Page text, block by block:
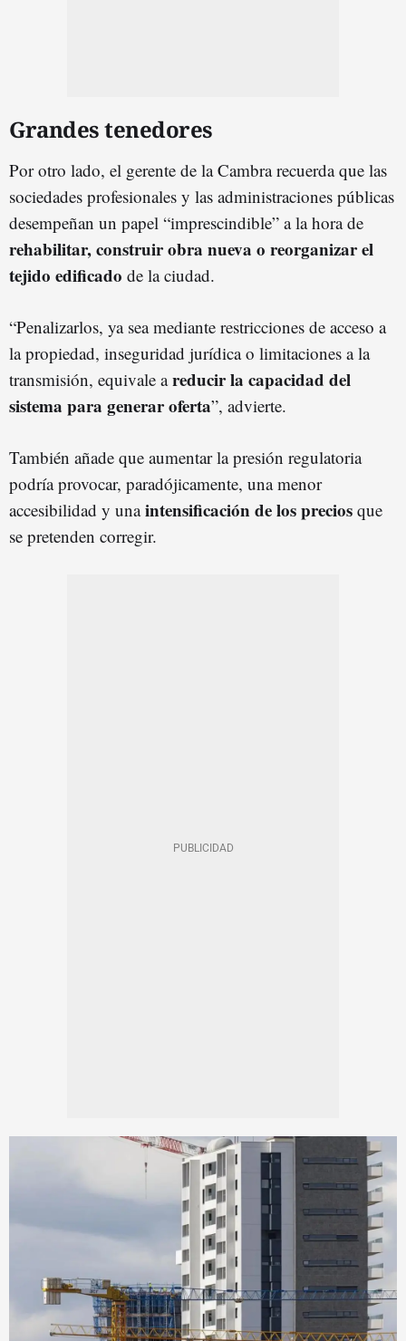
Grandes tenedores
Por otro lado, el gerente de la Cambra recuerda que las
sociedades profesionales y las administraciones públicas
desempeñan un papel “imprescindible” a la hora de
rehabilitar, construir obra nueva o reorganizar el
tejido edificado de la ciudad.
“Penalizarlos, ya sea mediante restricciones de acceso a
la propiedad, inseguridad jurídica o limitaciones a la
transmisión, equivale areducir la capacidad del
sistema para generar oferta”, advierte.
También añade que aumentar la presión regulatoria
podría provocar, paradójicamente, una menor
accesibilidad y unaintensificación de los precios que
se pretenden corregir.